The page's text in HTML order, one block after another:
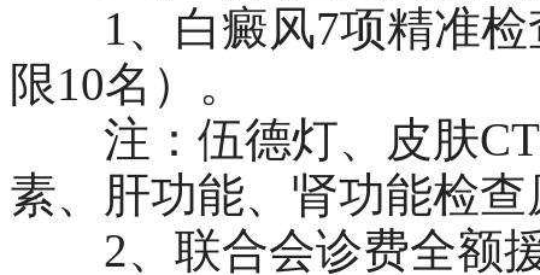
1、白癜风7项精准检
限10名）。
注：伍德灯、皮肤CT
素、肝功能、肾功能检
2、联合会诊费全额援